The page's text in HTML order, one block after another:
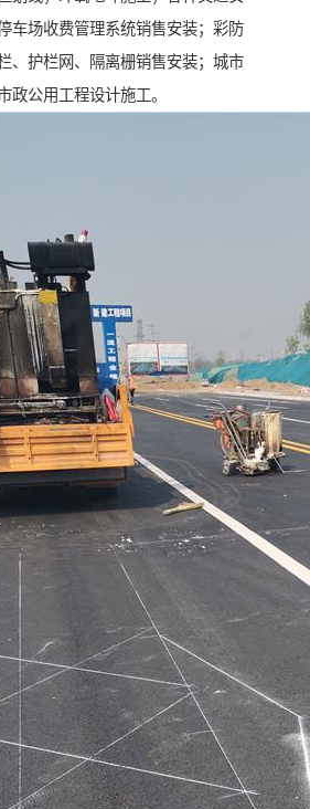
车场收费管理系统销售安装；彩防
、护栏网、隔离栅销售安装；城市
政公用工程设计施工。